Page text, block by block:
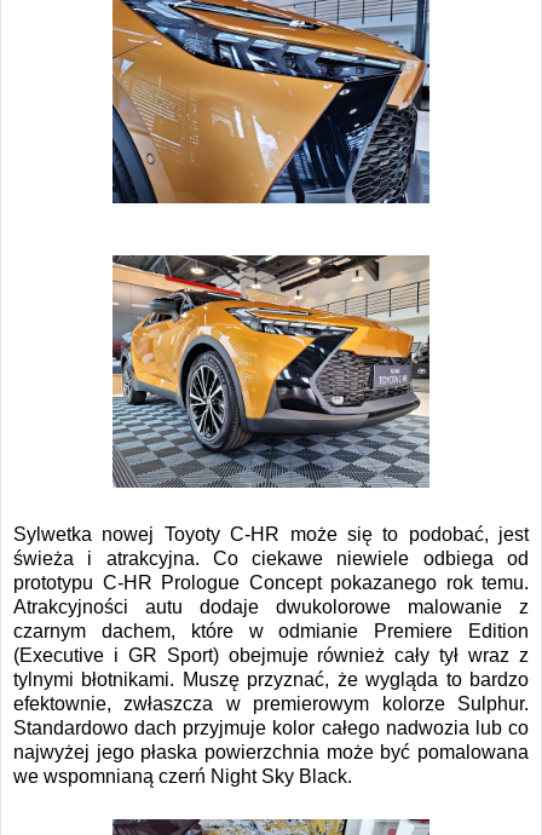
Sylwetka nowej Toyoty C-HR może się to podobać, jest
świeża i atrakcyjna. Co ciekawe niewiele odbiega od
prototypu C-HR Prologue Concept pokazanego rok temu.
Atrakcyjności autu dodaje dwukolorowe malowanie z
czarnym dachem, które w odmianie Premiere Edition
(Executive i GR Sport) obejmuje również cały tył wraz z
tylnymi błotnikami. Muszę przyznać, że wygląda to bardzo
efektownie, zwłaszcza w premierowym kolorze Sulphur.
Standardowo dach przyjmuje kolor całego nadwozia lub co
najwyżej jego płaska powierzchnia może być pomalowana
we wspomnianą czerń Night Sky Black.